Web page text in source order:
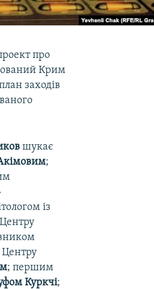
про
Крим
заходів
шукає
;
із
Центру
; першим
Куркчі;